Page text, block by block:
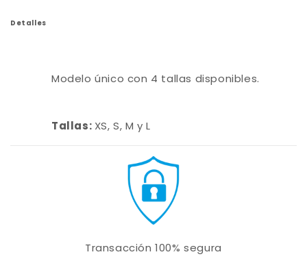
Detalles
Modelo único con 4 tallas disponibles.
Tallas: XS, S, M y L
Transacción 100% segura